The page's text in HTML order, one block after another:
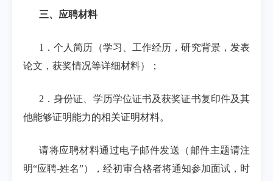
三、应聘材料
1 ．个人简历（学习、工作经历，研究背景，发表
论文，获奖情况等详细材料）；
2 ．身份证、学历学位证书及获奖证书复印件及其
他能够证明能力的相关证明材料。
请将应聘材料通过电子邮件发送（邮件主题请注
明“应聘-姓名”），经初审合格者将通知参加面试，时